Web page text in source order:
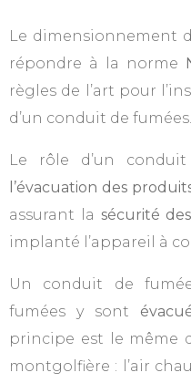
Le dimensionnement
répondre à la norme
règles de l’art pour
d’un conduit de fumées.
Le rôle d’un
l’évacuation des
assurant la sécurité
implanté l’appareil à
Un conduit de
fumées y sont
principe est le même
montgolfière : l’air